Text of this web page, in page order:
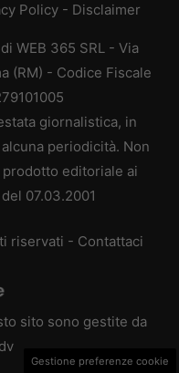
Policy - Disclaimer
WEB 365 SRL - Via
(RM) - Codice Fiscale
giornalistica, in
periodicità. Non
editoriale ai
07.03.2001
riservati - Contattaci
sito sono gestite da
Gestione preferenze cookie